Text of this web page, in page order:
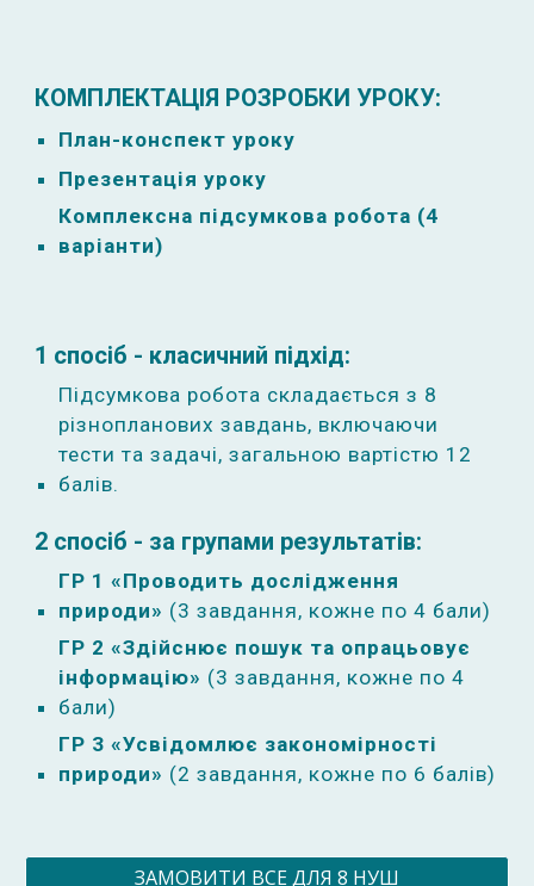
КОМПЛЕКТАЦІЯ РОЗРОБКИ УРОКУ:
План-конспект уроку
Презентація уроку
Комплексна підсумкова робота (4
варіанти)
1 спосіб - класичний підхід:
Підсумкова робота складається з 8
різнопланових завдань, включаючи
тести та задачі, загальною вартістю 12
балів.
2 спосіб - за групами результатів:
ГР 1 «Проводить дослідження
природи» (3 завдання, кожне по 4 бали)
ГР 2 «Здійснює пошук та опрацьовує
інформацію» (3 завдання, кожне по 4
бали)
ГР 3 «Усвідомлює закономірності
природи» (2 завдання, кожне по 6 балів)
ЗАМОВИТИ ВСЕ ДЛЯ 8 НУШ